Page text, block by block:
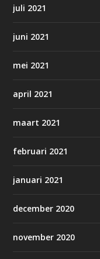
juli 2021
juni 2021
mei 2021
april 2021
maart 2021
februari 2021
januari 2021
december 2020
november 2020